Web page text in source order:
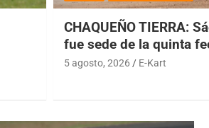
CHAQUEÑO TIERRA:
fue sede de la quinta
5 agosto, 2026 E-Kart